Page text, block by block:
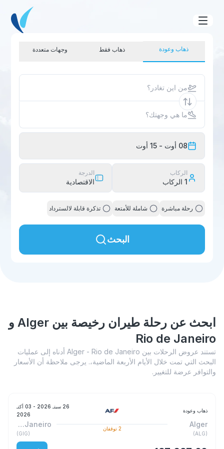
ذهاب وعودة ذهاب فقط وجهات متعددة
من اين تغادر؟
ما هي وجهتك؟
08 أوت - 15 أوت
الركاب
1 الركاب
الدرجة
الاقتصادية
رحلة مباشرة شاملة للأمتعة تذكرة قابلة لالسترداد
البحث
ابحث عن رحلة طيران رخيصة بين Alger و
Rio de Janeiro
تستند عروض الرحلات بين Alger - Rio de Janeiro أدناه إلى عمليات
البحث التي تمت خلال الأيام الأربعة الماضية،. يرجى ملاحظة أن الأسعار
والتوافر عرضة للتغيير.
ذهاب وعودة
26 سبتـ 2026
- 03 أكتـ
2026
Alger
(
ALG
)
2 توقفان
Rio de Janeiro
(
GIG
)